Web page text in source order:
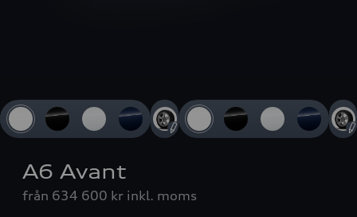
A6 Avant
från 634 600 kr inkl. moms